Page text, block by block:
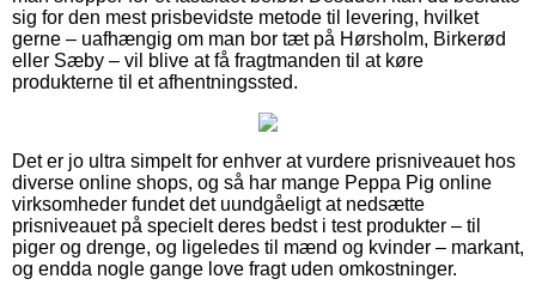
sig for den mest prisbevidste metode til levering, hvilket
gerne – uafhængig om man bor tæt på Hørsholm, Birkerød
eller Sæby – vil blive at få fragtmanden til at køre
produkterne til et afhentningssted.
Det er jo ultra simpelt for enhver at vurdere prisniveauet hos
diverse online shops, og så har mange Peppa Pig online
virksomheder fundet det uundgåeligt at nedsætte
prisniveauet på specielt deres bedst i test produkter – til
piger og drenge, og ligeledes til mænd og kvinder – markant,
og endda nogle gange love fragt uden omkostninger.